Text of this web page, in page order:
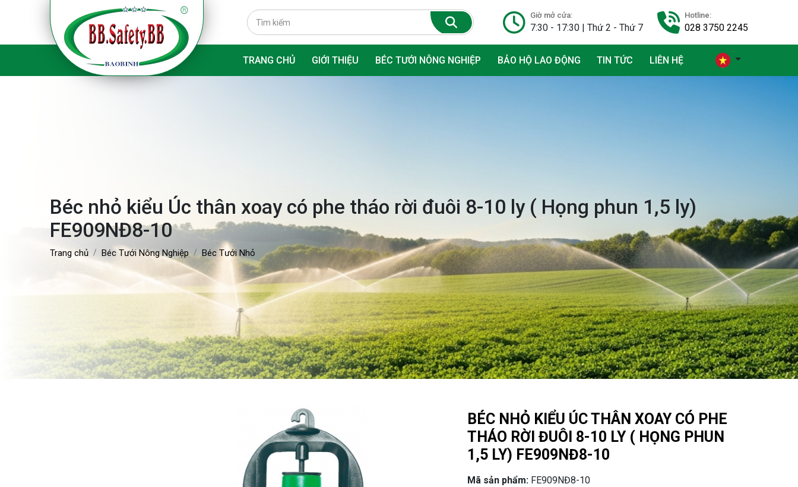
Giờ mở cửa:
7:30 - 17:30 | Thứ 2 - Thứ 7
Hotline:
028 3750 2245
TRANG CHỦ GIỚI THIỆU BÉC TƯỚI NÔNG NGHIỆP BẢO HỘ LAO ĐỘNG TIN TỨC LIÊN HỆ
Béc nhỏ kiểu Úc thân xoay có phe tháo rời đuôi 8-10 ly ( Họng phun 1,5 ly)
FE909NĐ8-10
Trang chủ Béc Tưới Nông Nghiệp Béc Tưới Nhỏ
BÉC NHỎ KIỂU ÚC THÂN XOAY CÓ PHE
THÁO RỜI ĐUÔI 8-10 LY ( HỌNG PHUN
1,5 LY) FE909NĐ8-10
Mã sản phẩm: FE909NĐ8-10